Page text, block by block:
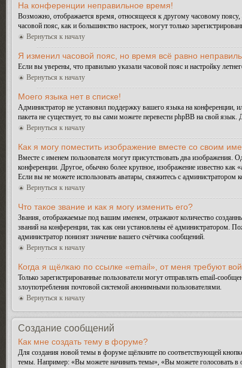
На конференции неправильное время!
Возможно, отображается время, относящееся к другому часовому
часовой пояс, как и большинство настроек, могут только
Вернуться к началу
Я изменил часовой пояс, но время всё равно
Если вы уверены, что правильно указали часовой пояс и настройку
Вернуться к началу
Моего языка нет в списке!
Администратор не установил поддержку вашего языка на конференции,
пакета не существует, то вы сами можете перевести phpBB на свой
Вернуться к началу
Как я могу поместить изображение вместе со своим
Вместе с именем пользователя могут присутствовать два
конференции. Другое, обычно более крупное, изображение известно как
Если вы не можете использовать аватары, свяжитесь с администратором
Вернуться к началу
Что такое звание и как я могу изменить его?
Звания, отображаемые под вашим именем, отражают количество
званий на конференции, так как они установлены её администратором.
администратор понизят значение вашего счётчика сообщений.
Вернуться к началу
Когда я щёлкаю по ссылке «email», от меня требуют
Только зарегистрированные пользователи могут отправлять email-
злоупотребления почтовой системой анонимными пользователями.
Вернуться к началу
Создание сообщений
Как мне создать тему в форуме?
Для создания новой темы в форуме щёлкните по соответствующей
темы. Например: «Вы можете начинать темы», «Вы можете голосовать в